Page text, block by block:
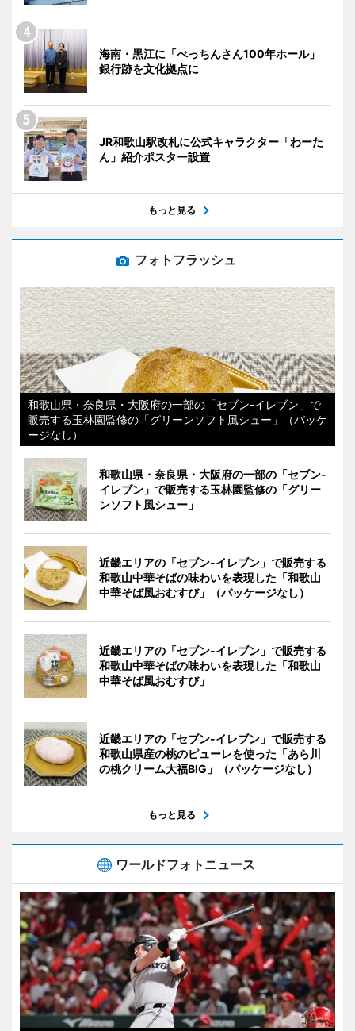
海南・黒江に「べっちんさん100年ホール」
銀行跡を文化拠点に
JR和歌山駅改札に公式キャラクター「わーた
ん」紹介ポスター設置
もっと見る
フォトフラッシュ
和歌山県・奈良県・大阪府の一部の「セブン-イレブン」で
販売する玉林園監修の「グリーンソフト風シュー」（パッケ
ージなし）
和歌山県・奈良県・大阪府の一部の「セブン-
イレブン」で販売する玉林園監修の「グリー
ンソフト風シュー」
近畿エリアの「セブン-イレブン」で販売する
和歌山中華そばの味わいを表現した「和歌山
中華そば風おむすび」（パッケージなし）
近畿エリアの「セブン-イレブン」で販売する
和歌山中華そばの味わいを表現した「和歌山
中華そば風おむすび」
近畿エリアの「セブン-イレブン」で販売する
和歌山県産の桃のピューレを使った「あら川
の桃クリーム大福BIG」（パッケージなし）
もっと見る
ワールドフォトニュース